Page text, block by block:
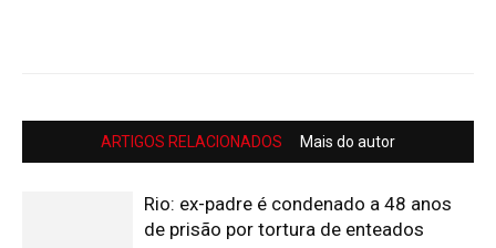
ARTIGOS RELACIONADOS Mais do autor
Rio: ex-padre é condenado a 48 anos
de prisão por tortura de enteados